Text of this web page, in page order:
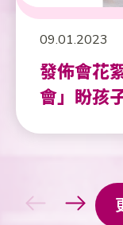
09.01.2023
發佈會花
會」盼孩